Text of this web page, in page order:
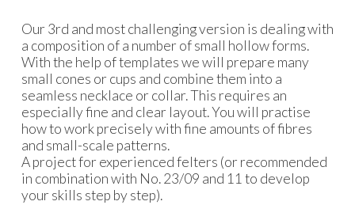
Our 3rd and most challenging version is dealing with
a composition of a number of small hollow forms.
With the help of templates we will prepare many
small cones or cups and combine them into a
seamless necklace or collar. This requires an
especially fine and clear layout. You will practise
how to work precisely with fine amounts of fibres
and small-scale patterns.
A project for experienced felters (or recommended
in combination with No. 23/09 and 11 to develop
your skills step by step).